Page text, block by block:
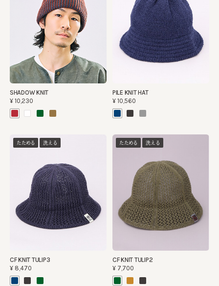
SHADOW KNIT
¥10,230
PILE KNIT HAT
¥10,560
たためる 洗える
CF KNIT TULIP3
¥8,470
たためる 洗える
CF KNIT TULIP2
¥7,700